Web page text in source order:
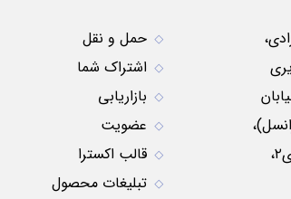
نبش کوچه موسوی۲،
حمل و نقل
اشتراک شما
بازاریابی
عضویت
قالب اکسترا
تبلیغات محصول